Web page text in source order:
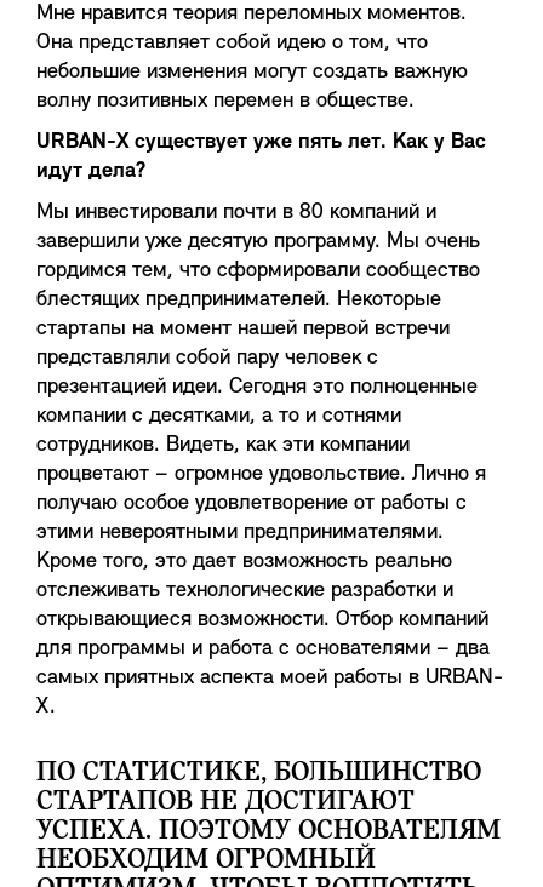
Мне нравится теория переломных моментов.
Она представляет собой идею о том, что
небольшие изменения могут создать важную
волну позитивных перемен в обществе.
URBAN-X существует уже пять лет. Как у Вас
идут дела?
Мы инвестировали почти в 80 компаний и
завершили уже десятую программу. Мы очень
гордимся тем, что сформировали сообщество
блестящих предпринимателей. Некоторые
стартапы на момент нашей первой встречи
представляли собой пару человек с
презентацией идеи. Сегодня это полноценные
компании с десятками, а то и сотнями
сотрудников. Видеть, как эти компании
процветают – огромное удовольствие. Лично я
получаю особое удовлетворение от работы с
этими невероятными предпринимателями.
Кроме того, это дает возможность реально
отслеживать технологические разработки и
открывающиеся возможности. Отбор компаний
для программы и работа с основателями – два
самых приятных аспекта моей работы в URBAN-
X.
ПО СТАТИСТИКЕ, БОЛЬШИНСТВО
СТАРТАПОВ НЕ ДОСТИГАЮТ
УСПЕХА. ПОЭТОМУ ОСНОВАТЕЛЯМ
НЕОБХОДИМ ОГРОМНЫЙ